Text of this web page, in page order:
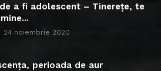
a fi adolescent – Tinerețe, te
24 noiembrie 2020
perioada de aur